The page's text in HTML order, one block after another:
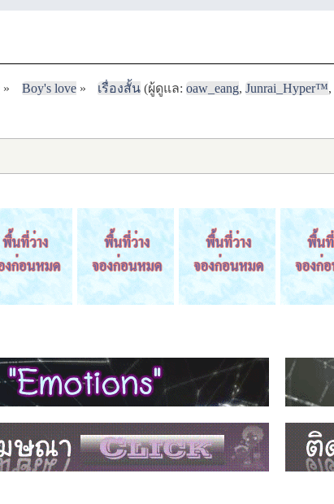
» Boy's love» เรื่องสั้น(ผู้ดูแล: oaw_eang, Junrai_Hyper™,